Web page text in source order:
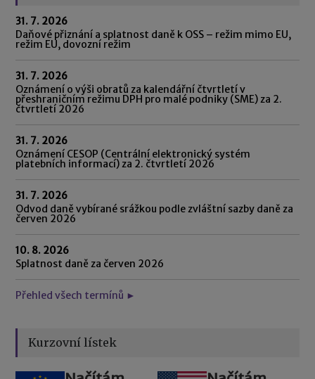
31. 7. 2026
Daňové přiznání a splatnost daně k OSS – režim mimo EU,
režim EU, dovozní režim
31. 7. 2026
Oznámení o výši obratů za kalendářní čtvrtletí v
přeshraničním režimu DPH pro malé podniky (SME) za 2.
čtvrtletí 2026
31. 7. 2026
Oznámení CESOP (Centrální elektronický systém
platebních informací) za 2. čtvrtletí 2026
31. 7. 2026
Odvod daně vybírané srážkou podle zvláštní sazby daně za
červen 2026
10. 8. 2026
Splatnost daně za červen 2026
Přehled všech termínů ►
Kurzovní lístek